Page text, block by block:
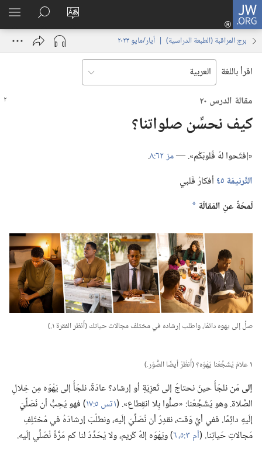
JW.ORG
تغيير
لغة
الموقع
تسجيل
الدخول
نافذة
البحث
في
JW.‎ORG
برج المراقبة (‏الطبعة الدراسية)‏ | ‏‎أيار/مايو‏ ‏‎٢٠٢٣‏
اقرأ باللغة
مقالة الدرس ٢٠
كيف نحسِّن صلواتنا؟‏
‏«إفتَحوا لهُ قُلوبَكُم».‏ —‏مز ٦٢:‏٨
‏.‏
التَّرنيمَة ٤٥
أفكارُ قَلبي
لَمحَةٌ عنِ المَقالَة a
صلِّ إلى يهوه دائمًا،‏ واطلب إرشاده في مختلف مجالات حياتك (‏أُنظر الفقرة ١.‏)‏
١علامَ يُشَجِّعُنا يَهْوَه؟‏ (‏أُنظُرْ أيضًا الصُّوَر.‏)‏
إلىمَن نلجَأُ حينَ نحتاجُ إلى تَعزِيَةٍ أو إرشاد؟‏ عادَةً،‏ نلجَأُ إلى يَهْوَه مِن خِلالِ
الصَّلاة.‏ وهو يُشَجِّعُنا:‏ «صلُّوا بِلا انقِطاع».‏ (‏١ تس ٥:‏١٧
‏)‏ فهو يُحِبُّ أن نُصَلِّيَ
إلَيهِ دائِمًا.‏ ففي أيِّ وَقت،‏ نقدِرُ أن نُصَلِّيَ إلَيه،‏ ونطلُبَ إرشادَهُ في مُختَلِفِ
مَجالاتِ حَياتِنا.‏ (‏أم ٣:‏٥،‏ ٦ ‏)‏ ويَهْوَه إلهٌ كَريم،‏ ولا يُحَدِّدُ لنا كم مَرَّةً نُصَلِّي إلَيه.‏